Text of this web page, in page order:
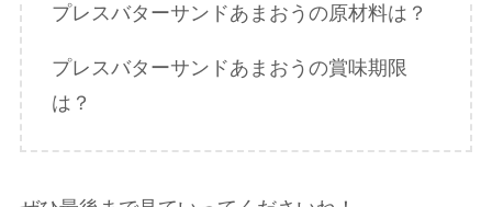
プレスバターサンドあまおうの原材料は？
プレスバターサンドあまおうの賞味期限
は？